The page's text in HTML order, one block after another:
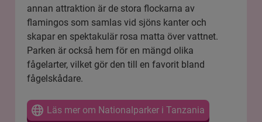
annan attraktion är de stora flockarna av
flamingos som samlas vid sjöns kanter och
skapar en spektakulär rosa matta över vattnet.
Parken är också hem för en mängd olika
fågelarter, vilket gör den till en favorit bland
fågelskådare.
Läs mer om Nationalparker i Tanzania